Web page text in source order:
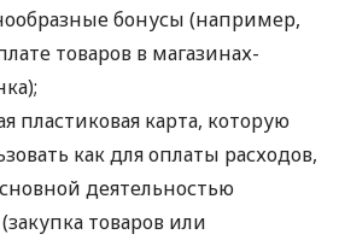
бонусы (например,
товаров в магазинах-
пластиковая карта, которую
как для оплаты расходов,
деятельностью
товаров или